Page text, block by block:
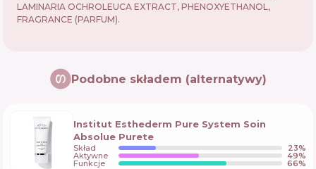
LAMINARIA OCHROLEUCA EXTRACT, PHENOXYETHANOL,
FRAGRANCE (PARFUM).
Podobne składem (alternatywy)
Institut Esthederm Pure System Soin
Absolue Purete
Skład 23%
Aktywne 49%
Funkcje 66%